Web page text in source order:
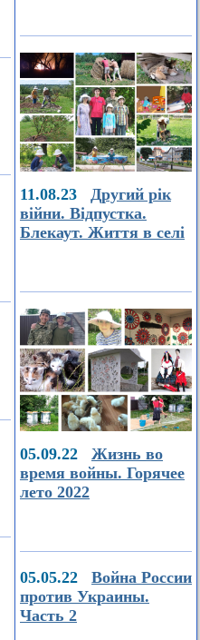
11.08.23 Другий рік
війни. Відпустка.
Блекаут. Життя в селі
05.09.22 Жизнь во
время войны. Горячее
лето 2022
05.05.22 Война России
против Украины.
Часть 2